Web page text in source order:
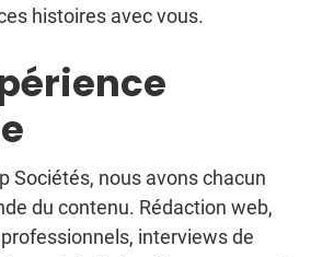
histoires avec vous.
Sociétés, nous avons chacun
du contenu. Rédaction web,
professionnels, interviews de